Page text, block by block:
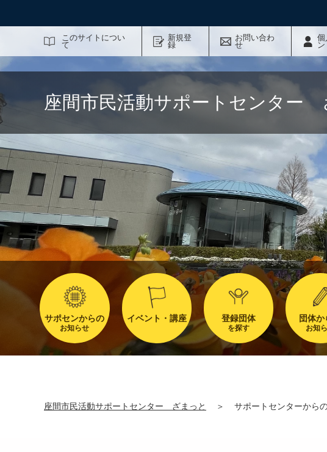
このサイトについ
て
新規登
録
お問い合わ
せ
個
ン
座間市民活動サポートセンター
サポセンからの
お知らせ
イベント・講座 登録団体
を探す
団体か
お知
座間市民活動サポートセンター ざまっと ＞ サポートセンターから